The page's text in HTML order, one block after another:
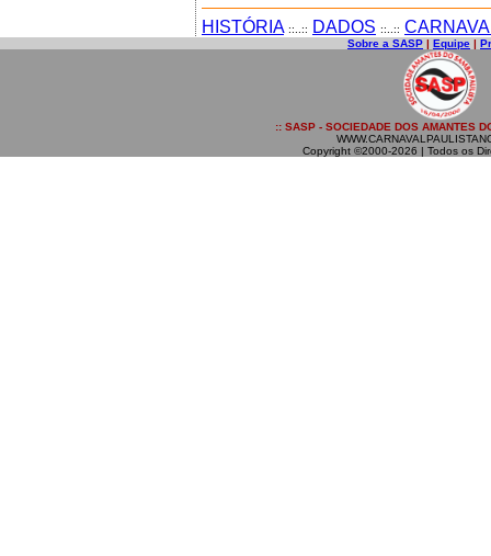
HISTÓRIA ::..:: DADOS ::..::
Sobre a SASP | Equipe |
:: SASP - SOCIEDADE DOS AMANTES
Copyright ©2000-2026 | Todos os